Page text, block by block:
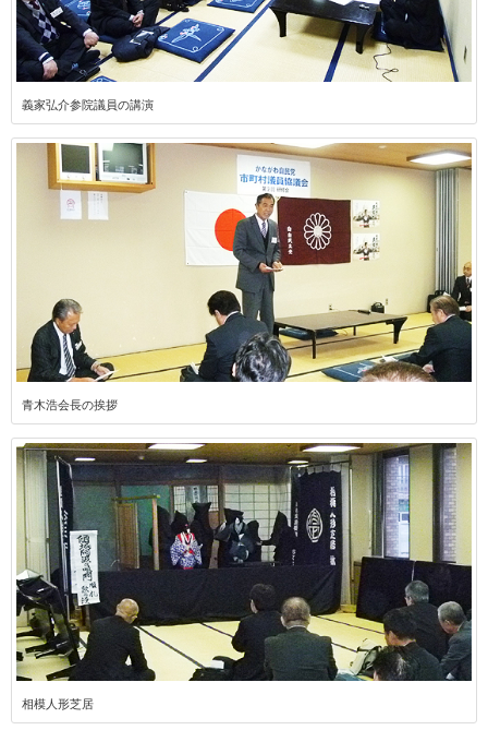
義家弘介参院議員の講演
青木浩会長の挨拶
相模人形芝居